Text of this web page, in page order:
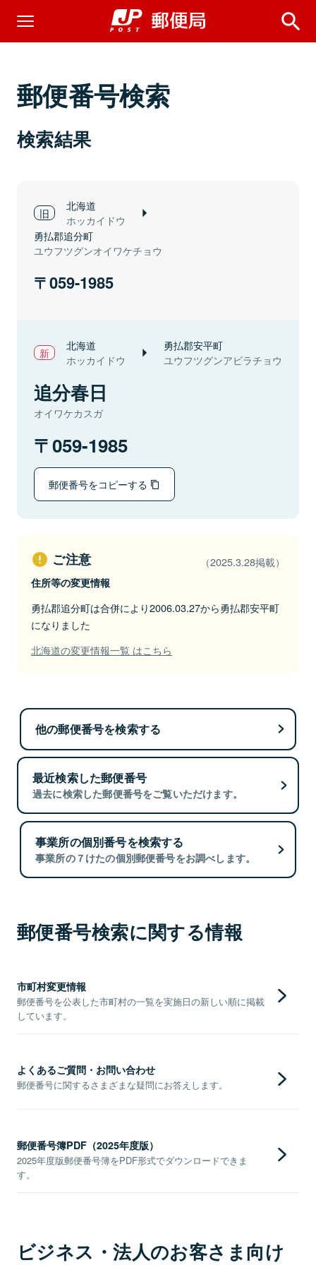
郵便番号検索
検索結果
北海道
ホッカイドウ
勇払郡追分町
ユウフツグンオイワケチョウ
059-1985
北海道
ホッカイドウ
勇払郡安平町
ユウフツグンアビラチョウ
追分春日
オイワケカスガ
059-1985
郵便番号をコピーする
ご注意 （2025.3.28掲載）
住所等の変更情報
勇払郡追分町は合併により2006.03.27から勇払郡安平町
になりました
北海道の変更情報一覧 はこちら
他の郵便番号を検索する
最近検索した郵便番号
過去に検索した郵便番号をご覧いただけます。
事業所の個別番号を検索する
事業所の７けたの個別郵便番号をお調べします。
郵便番号検索に関する情報
市町村変更情報
郵便番号を公表した市町村の一覧を実施日の新しい順に掲載
しています。
よくあるご質問・お問い合わせ
郵便番号に関するさまざまな疑問にお答えします。
郵便番号簿PDF（2025年度版）
2025年度版郵便番号簿をPDF形式でダウンロードできま
す。
ビジネス・法人のお客さま向け